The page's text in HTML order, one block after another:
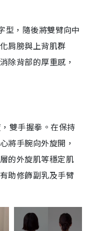
型，隨後將雙臂向中
肩膀與上背肌群
除背部的厚重感，
雙手握拳。在保持
將手腕向外旋開，
的外旋肌等穩定肌
助修飾副乳及手臂